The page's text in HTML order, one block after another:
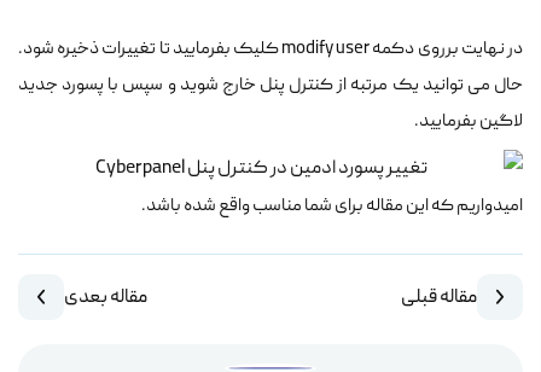
در نهایت برروی دکمه modify user کلیک بفرمایید تا تغییرات ذخیره شود.
حال می توانید یک مرتبه از کنترل پنل خارج شوید و سپس با پسورد جدید
لاگین بفرمایید.
امیدواریم که این مقاله برای شما مناسب واقع شده باشد.
مقاله قبلی مقاله بعدی